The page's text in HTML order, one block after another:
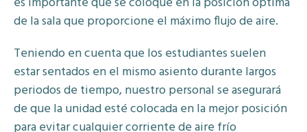
de la sala que proporcione el máximo flujo de aire.
Teniendo en cuenta que los estudiantes suelen
estar sentados en el mismo asiento durante largos
periodos de tiempo, nuestro personal se asegurará
de que la unidad esté colocada en la mejor posición
para evitar cualquier corriente de aire frío